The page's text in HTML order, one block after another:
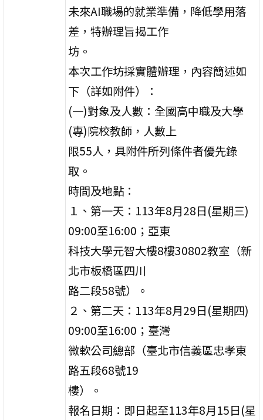
未來AI職場的就業準備，降低學用落
差，特辦理旨揭工作
坊。
本次工作坊採實體辦理，內容簡述如
下（詳如附件）：
(一)對象及人數：全國高中職及大學
(專)院校教師，人數上
限55人，具附件所列條件者優先錄
取。
時間及地點：
１、第一天：113年8月28日(星期三)
09:00至16:00；亞東
科技大學元智大樓8樓30802教室（新
北市板橋區四川
路二段58號）。
２、第二天：113年8月29日(星期四)
09:00至16:00；臺灣
微軟公司總部（臺北市信義區忠孝東
路五段68號19
樓）。
報名日期：即日起至113年8月15日(星